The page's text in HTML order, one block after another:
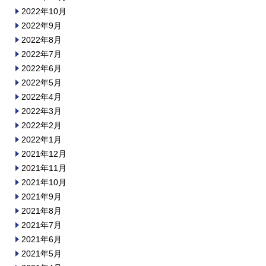
2022年10月
2022年9月
2022年8月
2022年7月
2022年6月
2022年5月
2022年4月
2022年3月
2022年2月
2022年1月
2021年12月
2021年11月
2021年10月
2021年9月
2021年8月
2021年7月
2021年6月
2021年5月